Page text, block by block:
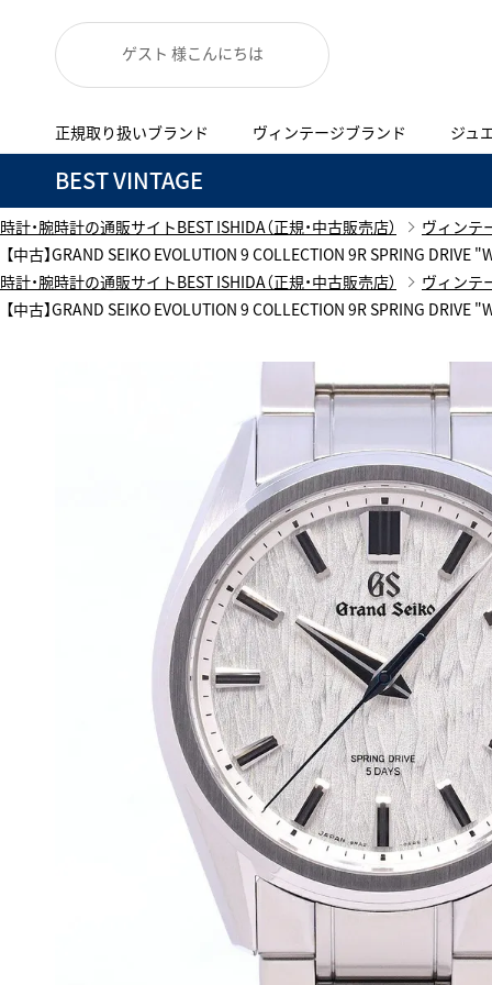
ゲスト 様こんにちは
正規取り扱いブランド
A B
Accurate Form
アキュレイトフォルム アキュトロ
アテッサ
ヴィンテージブランド
BEST VINTAGEについて
ジュ
正規取り扱いブラン
ブランド一覧
ISHIDA新宿
TimeVallée ISHIDA Azabudai Hills
ブライトリング ブティック GINZA SIX
BEST VINTAGEグランフロント大阪
代表メッセージ
ニュースリリース
お問い合わせ
査定お申込み
YOUTUBE
FACEBOOK
BEST VINTAGE
時計・腕時計の通販サイトBEST ISHIDA（正規・中古販売店）
ヴィンテ
【中古】GRAND SEIKO EVOLUTION 9 COLLECTION 9R SPRING
時計・腕時計の通販サイトBEST ISHIDA（正規・中古販売店）
ヴィンテ
【中古】GRAND SEIKO EVOLUTION 9 COLLECTION 9R SPRING